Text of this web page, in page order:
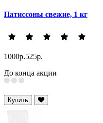
Патиссоны свежие, 1 кг
1000р.525р.
До конца акции
Купить